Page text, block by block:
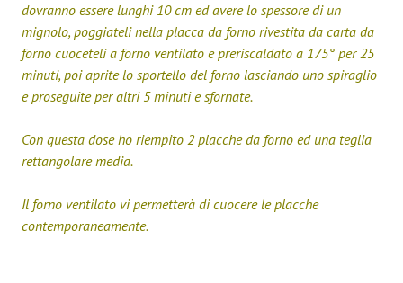
dovranno essere lunghi 10 cm ed avere lo spessore di un
mignolo, poggiateli nella placca da forno rivestita da carta da
forno cuoceteli a forno ventilato e preriscaldato a 175° per 25
minuti, poi aprite lo sportello del forno lasciando uno spiraglio
e proseguite per altri 5 minuti e sfornate.
Con questa dose ho riempito 2 placche da forno ed una teglia
rettangolare media.
Il forno ventilato vi permetterà di cuocere le placche
contemporaneamente.